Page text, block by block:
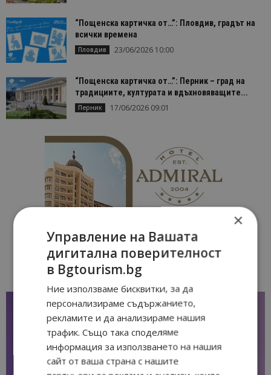
“Пощенска картичка от…”: Пловдив, градът на
всички времена
Пловдив 23/06/2026 10:00
“Пощенска картичка от…”: Перник – град на
традициите, културата и вдъхновяващите...
Перник 17/06/2026 09:01
×
Управление на Вашата
дигитална поверителност
в Bgtourism.bg
Ние използваме бисквитки, за да
персонализираме съдържанието,
рекламите и да анализираме нашия
трафик. Също така споделяме
информация за използването на нашия
сайт от ваша страна с нашите